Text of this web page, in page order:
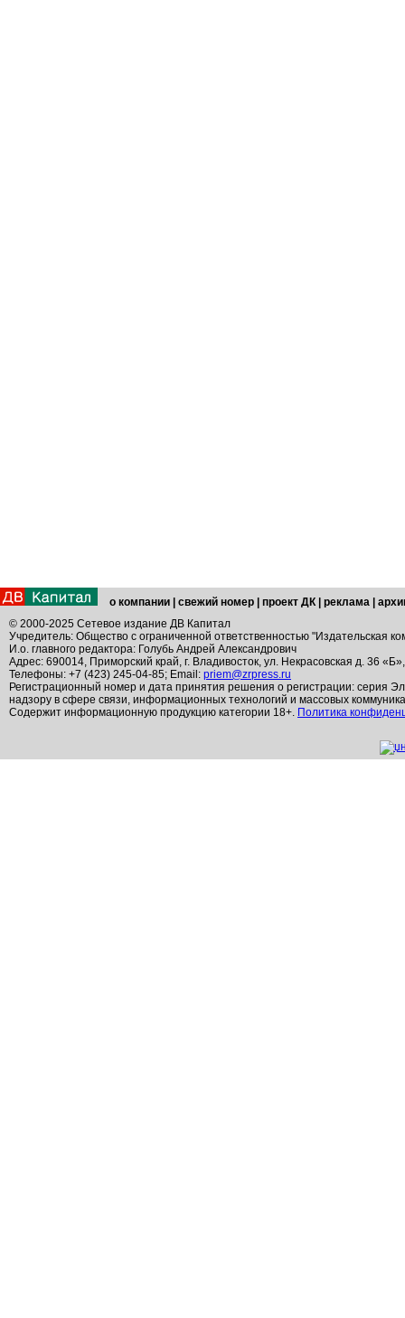
о компании свежий номер проект ДК реклама
© 2000-2025 Сетевое издание ДВ Капитал
Учредитель: Общество с ограниченной ответственностью "Издательская
И.о. главного редактора: Голубь Андрей Александрович
Адрес: 690014, Приморский край, г. Владивосток, ул. Некрасовская д. 36
Телефоны: +7 (423) 245-04-85; Email: priem@zrpress.ru
Регистрационный номер и дата принятия решения о регистрации: серия
надзору в сфере связи, информационных технологий и массовых
Содержит информационную продукцию категории 18+. Политика